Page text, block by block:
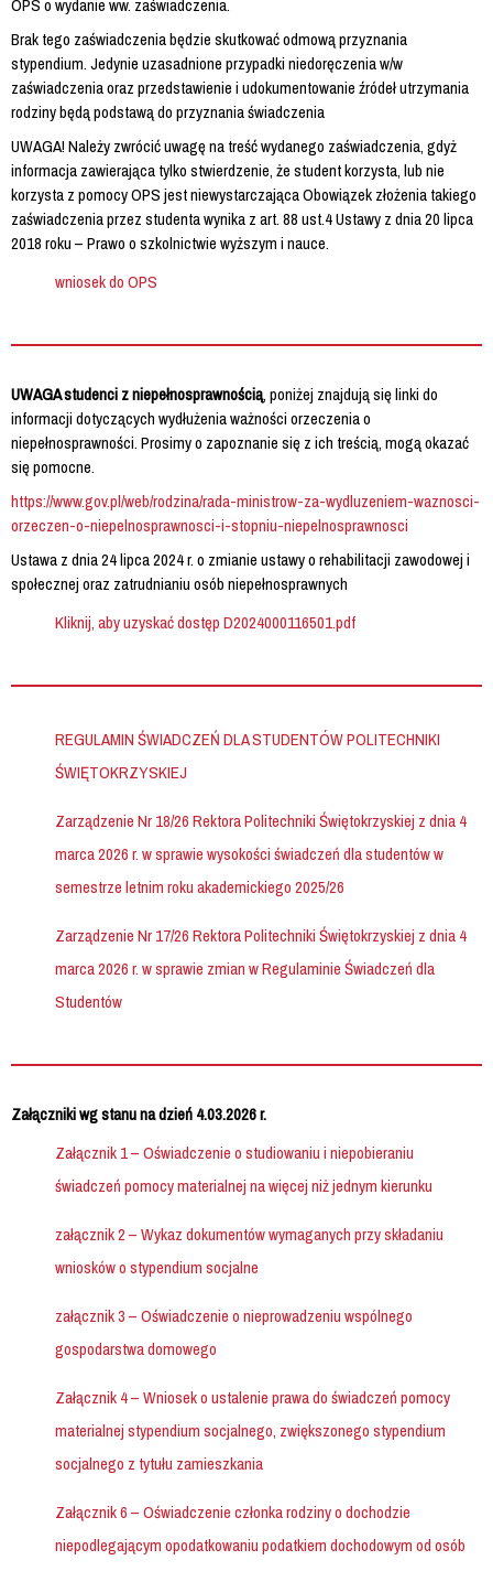
OPS o wydanie ww. zaświadczenia.
Brak tego zaświadczenia będzie skutkować odmową przyznania
stypendium. Jedynie uzasadnione przypadki niedoręczenia w/w
zaświadczenia oraz przedstawienie i udokumentowanie źródeł utrzymania
rodziny będą podstawą do przyznania świadczenia
UWAGA! Należy zwrócić uwagę na treść wydanego zaświadczenia, gdyż
informacja zawierająca tylko stwierdzenie, że student korzysta, lub nie
korzysta z pomocy OPS jest niewystarczająca Obowiązek złożenia takiego
zaświadczenia przez studenta wynika z art. 88 ust.4 Ustawy z dnia 20 lipca
2018 roku – Prawo o szkolnictwie wyższym i nauce.
wniosek do OPS
UWAGA studenci z niepełnosprawnością, poniżej znajdują się linki do
informacji dotyczących wydłużenia ważności orzeczenia o
niepełnosprawności. Prosimy o zapoznanie się z ich treścią, mogą okazać
się pomocne.
https://www.gov.pl/web/rodzina/rada-ministrow-za-wydluzeniem-waznosci-
orzeczen-o-niepelnosprawnosci-i-stopniu-niepelnosprawnosci
Ustawa z dnia 24 lipca 2024 r. o zmianie ustawy o rehabilitacji zawodowej i
społecznej oraz zatrudnianiu osób niepełnosprawnych
Kliknij, aby uzyskać dostęp D2024000116501.pdf
REGULAMIN ŚWIADCZEŃ DLA STUDENTÓW POLITECHNIKI
ŚWIĘTOKRZYSKIEJ
Zarządzenie Nr 18/26 Rektora Politechniki Świętokrzyskiej z dnia 4
marca 2026 r. w sprawie wysokości świadczeń dla studentów w
semestrze letnim roku akademickiego 2025/26
Zarządzenie Nr 17/26 Rektora Politechniki Świętokrzyskiej z dnia 4
marca 2026 r. w sprawie zmian w Regulaminie Świadczeń dla
Studentów
Załączniki wg stanu na dzień 4.03.2026 r.
Załącznik 1 – Oświadczenie o studiowaniu i niepobieraniu
świadczeń pomocy materialnej na więcej niż jednym kierunku
załącznik 2 – Wykaz dokumentów wymaganych przy składaniu
wniosków o stypendium socjalne
załącznik 3 – Oświadczenie o nieprowadzeniu wspólnego
gospodarstwa domowego
Załącznik 4 – Wniosek o ustalenie prawa do świadczeń pomocy
materialnej stypendium socjalnego, zwiększonego stypendium
socjalnego z tytułu zamieszkania
Załącznik 6 – Oświadczenie członka rodziny o dochodzie
niepodlegającym opodatkowaniu podatkiem dochodowym od osób